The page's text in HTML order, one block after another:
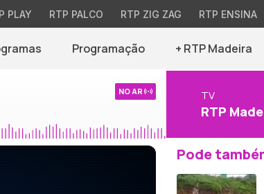
PLAY RTP PALCO RTP ZIG ZAG RTP ENSINA
Programação + RTP Madeira
NO AR TV
RTP
Pode